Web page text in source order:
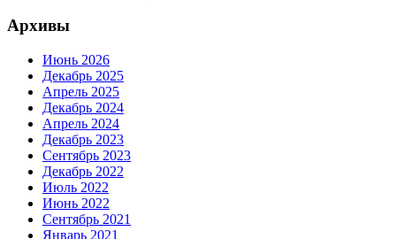
Архивы
Июнь 2026
Декабрь 2025
Апрель 2025
Декабрь 2024
Апрель 2024
Декабрь 2023
Сентябрь 2023
Декабрь 2022
Июль 2022
Июнь 2022
Сентябрь 2021
Январь 2021